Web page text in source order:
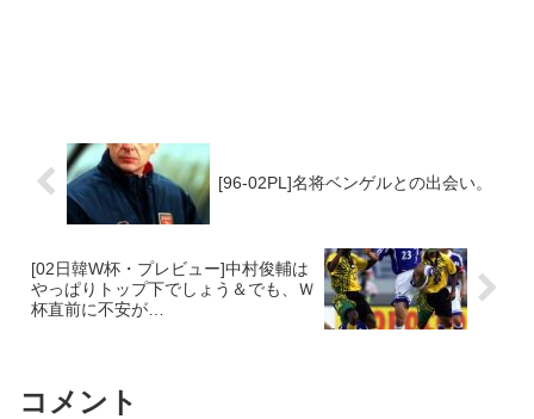
[96-02PL]名将ベンゲルとの出会い。
[02日韓W杯・プレビュー]中村俊輔は
やっぱりトップ下でしょう＆でも、Ｗ
杯直前に不安が…
コメント